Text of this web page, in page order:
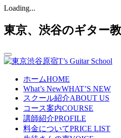
Loading...
東京、渋谷のギター
ホームHOME
What’s NewWHAT’S NEW
スクール紹介ABOUT US
コース案内COURSE
講師紹介PROFILE
料金についてPRICE LIST